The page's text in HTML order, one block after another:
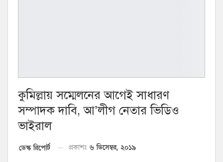
কুমিল্লায় সম্মেলনের আগেই সাধারণ
সম্পাদক দাবি, আ’লীগ নেতার ভিডিও
ভাইরাল
ডেস্ক রিপোর্ট প্রকাশঃ ৬ ডিসেম্বর, ২০১৯